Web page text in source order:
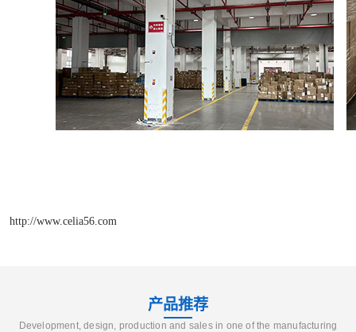
http://www.celia56.com
产品推荐
Development, design, production and sales in one of the manufacturing